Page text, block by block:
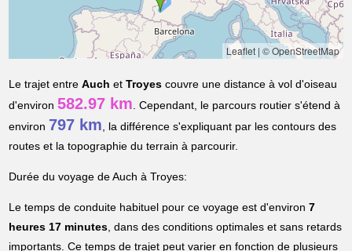
Leaflet| © OpenStreetMap
Le trajet entreAuch etTroyes couvre une distance à vol d'oiseau
d'environ582.97 km. Cependant, le parcours routier s'étend à
environ 797 km, la différence s'expliquant par les contours des
routes et la topographie du terrain à parcourir.
Durée du voyage de Auch à Troyes:
Le temps de conduite habituel pour ce voyage est d'environ7
heures 17 minutes, dans des conditions optimales et sans retards
importants. Ce temps de trajet peut varier en fonction de plusieurs